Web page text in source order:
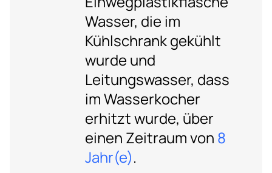
Wasser, die im
Kühlschrank gekühlt
wurde und
Leitungswasser, dass
im Wasserkocher
erhitzt wurde, über
einen Zeitraum von 8
Jahr(e).